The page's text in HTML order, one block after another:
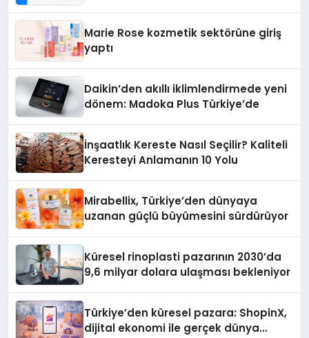
Marie Rose kozmetik sektörüne giriş
yaptı
Daikin’den akıllı iklimlendirmede yeni
dönem: Madoka Plus Türkiye’de
İnşaatlık Kereste Nasıl Seçilir? Kaliteli
Keresteyi Anlamanın 10 Yolu
Mirabellix, Türkiye’den dünyaya
uzanan güçlü büyümesini sürdürüyor
Küresel rinoplasti pazarının 2030’da
9,6 milyar dolara ulaşması bekleniyor
Türkiye’den küresel pazara: ShopinX,
dijital ekonomi ile gerçek dünya